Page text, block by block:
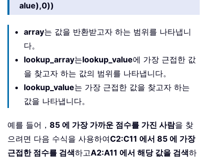
alue),0))
array는 값을 반환받고자 하는 범위를 나타냅니
다。
lookup_array는lookup_value에 가장 근접한 값
을 찾고자 하는 값의 범위를 나타냅니다。
lookup_value는 가장 근접한 값을 찾고자 하는
값을 나타냅니다。
예를 들어， 85 에 가장 가까운 점수를 가진 사람을 찾
으려면 다음 수식을 사용하여C2:C11 에서 85 에 가장
근접한 점수를 검색하고A2:A11 에서 해당 값을 검색하